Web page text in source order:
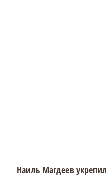
Наиль Магдеев